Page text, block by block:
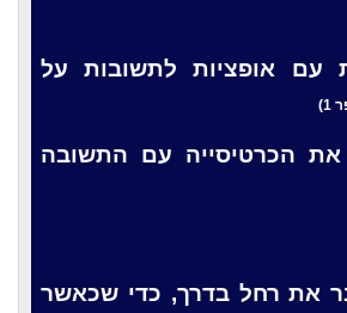
עם אופציות לתשובות על
את הכרטיסייה עם התשובה
את רחל בדרך, כדי שכאשר